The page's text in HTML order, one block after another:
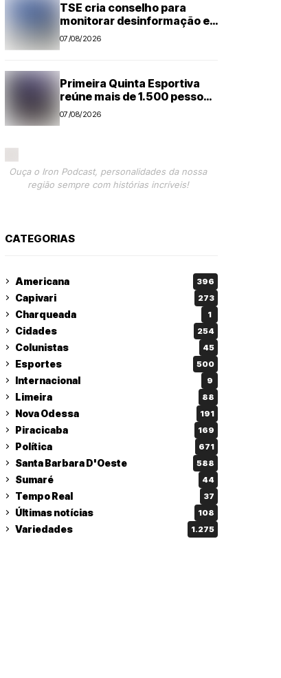
TSE cria conselho para
monitorar desinformação e
IA nas eleições
07/08/2026
Primeira Quinta Esportiva
reúne mais de 1.500 pessoas
em noite histórica para
07/08/2026
Ouça o Iron Podcast, personalidades da nossa
região sempre com histórias incríveis!
CATEGORIAS
Americana 396
Capivari 273
Charqueada 1
Cidades 254
Colunistas 45
Esportes 500
Internacional 9
Limeira 88
Nova Odessa 191
Piracicaba 169
Política 671
Santa Barbara D'Oeste 588
Sumaré 44
Tempo Real 37
Últimas notícias 108
Variedades 1.275